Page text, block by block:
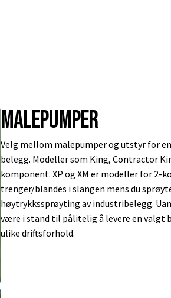
Malepumper
Velg mellom malepumper og utstyr for
belegg. Modeller som King, Contractor
komponent. XP og XM er modeller for 2-
trenger/blandes i slangen mens du
høytrykkssprøyting av industribelegg.
være i stand til pålitelig å levere en valgt
ulike driftsforhold.